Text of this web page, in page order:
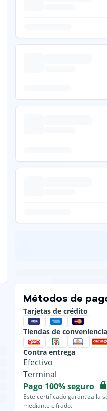
Métodos de
Tarjetas de crédito
Tiendas de conveniencia
Contra entrega
Efectivo
Terminal
Pago 100% seguro
Este certificado garantiza la
mediante cifrado.